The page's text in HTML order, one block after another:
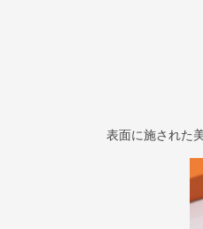
表面に施された